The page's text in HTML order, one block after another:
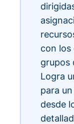
con los
grupos
Logra
para
desde